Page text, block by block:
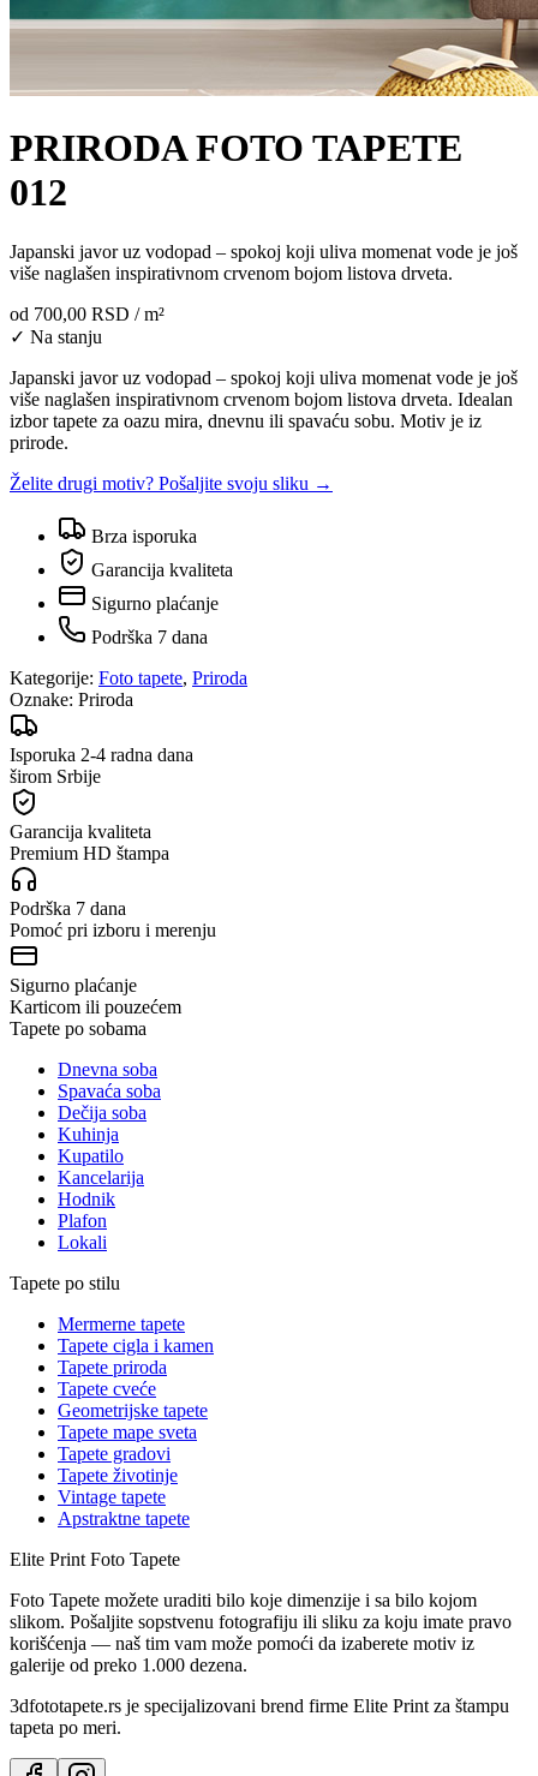
PRIRODA FOTO TAPETE
012
Japanski javor uz vodopad – spokoj koji uliva momenat vode je još
više naglašen inspirativnom crvenom bojom listova drveta.
od 700,00 RSD / m²
✓ Na stanju
Japanski javor uz vodopad – spokoj koji uliva momenat vode je još
više naglašen inspirativnom crvenom bojom listova drveta. Idealan
izbor tapete za oazu mira, dnevnu ili spavaću sobu. Motiv je iz
prirode.
Želite drugi motiv? Pošaljite svoju sliku →
Brza isporuka
Garancija kvaliteta
Sigurno plaćanje
Podrška 7 dana
Kategorije: Foto tapete, Priroda
Oznake: Priroda
Isporuka 2-4 radna dana
širom Srbije
Garancija kvaliteta
Premium HD štampa
Podrška 7 dana
Pomoć pri izboru i merenju
Sigurno plaćanje
Karticom ili pouzećem
Tapete po sobama
Dnevna soba
Spavaća soba
Dečija soba
Kuhinja
Kupatilo
Kancelarija
Hodnik
Plafon
Lokali
Tapete po stilu
Mermerne tapete
Tapete cigla i kamen
Tapete priroda
Tapete cveće
Geometrijske tapete
Tapete mape sveta
Tapete gradovi
Tapete životinje
Vintage tapete
Apstraktne tapete
Elite Print Foto Tapete
Foto Tapete možete uraditi bilo koje dimenzije i sa bilo kojom
slikom. Pošaljite sopstvenu fotografiju ili sliku za koju imate pravo
korišćenja — naš tim vam može pomoći da izaberete motiv iz
galerije od preko 1.000 dezena.
3dfototapete.rs je specijalizovani brend firme Elite Print za štampu
tapeta po meri.